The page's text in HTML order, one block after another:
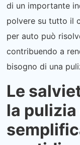
di un importante
polvere su tutto il
per auto può
contribuendo a
bisogno di una
Le
la